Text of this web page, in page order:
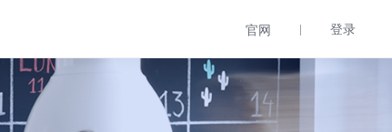
官网 登录